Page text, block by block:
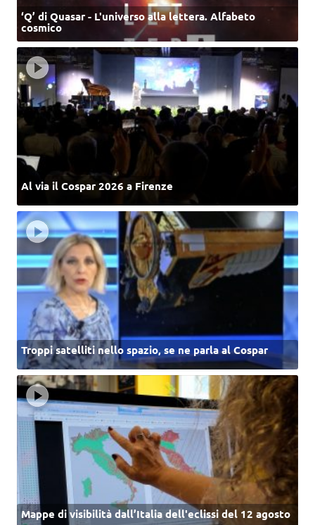
‘Q’ di Quasar - L'universo alla lettera. Alfabeto
cosmico
Al via il Cospar 2026 a Firenze
Troppi satelliti nello spazio, se ne parla al Cospar
Mappe di visibilità dall’Italia dell'eclissi del 12 agosto